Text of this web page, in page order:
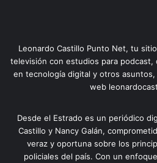
Leonardo Castillo Punto Net, tu
televisión con estudios para podcast,
en tecnología digital y otros
web
Desde el Estrado es un periódico
Castillo y Nancy Galán,
veraz y oportuna sobre los
policiales del país. Con un